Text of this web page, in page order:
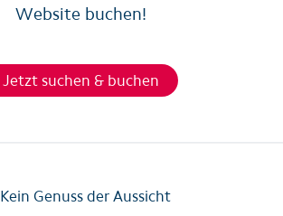
Website buchen!
Jetzt suchen & buchen
Kein Genuss der Aussicht